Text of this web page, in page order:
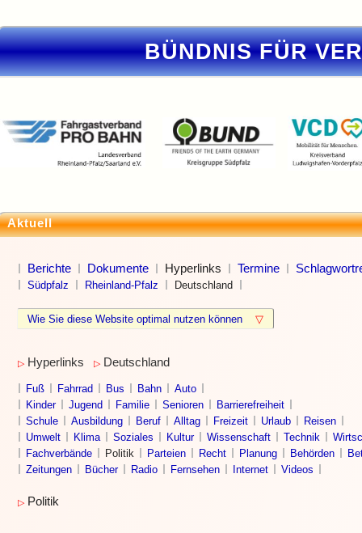
BÜNDNIS FÜR
Aktuell
Berichte Dokumente Hyperlinks Termine
Südpfalz Rheinland-Pfalz Deutschland
Wie Sie diese Website optimal nutzen können ▽
▷ Hyperlinks ▷ Deutschland
Fuß Fahrrad Bus Bahn
Auto
Kinder
Jugend Familie Senioren
Barrierefreiheit
Schule
Ausbildung Beruf Alltag Freizeit Urlaub
Reisen
Umwelt
Klima Soziales Kultur Wissenschaft Technik
Fachverbände
Politik Parteien Recht Planung Behörden
Zeitungen
Bücher Radio Fernsehen Internet Videos
▷ Politik